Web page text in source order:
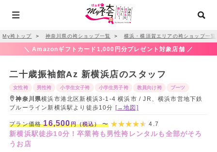
My袴トップ ＞ 神奈川県の袴ショップ一覧 ＞ 横浜・横須賀エリアの袴ショップ一覧
＼ Amazonギフトカード1,000円分プレゼント対象店舗 ／
二十歳振袖館Az 新横浜店のスタッフ
女性袴 男性袴 小学生女子袴 小学生男子袴 教員向け袴 ブーツ
神奈川県横浜市港北区新横浜3-1-4 横浜市 / JR、横浜市営地下鉄
ブルーライン新横浜駅より徒歩10分 [→地図]
プラン価格16,500円（税込）〜 4.7
新横浜駅徒歩10分！卒業袴も男性袴レンタルも全部がそろ
うお店